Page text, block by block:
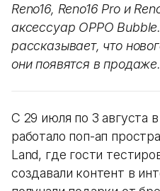
Reno16, Reno16 Pro и
аксессуар OPPO
рассказывает, что
они появятся в продаже.
С 29 июля по 3 августа
работало поп-ап
Land, где гости
создавали контент в